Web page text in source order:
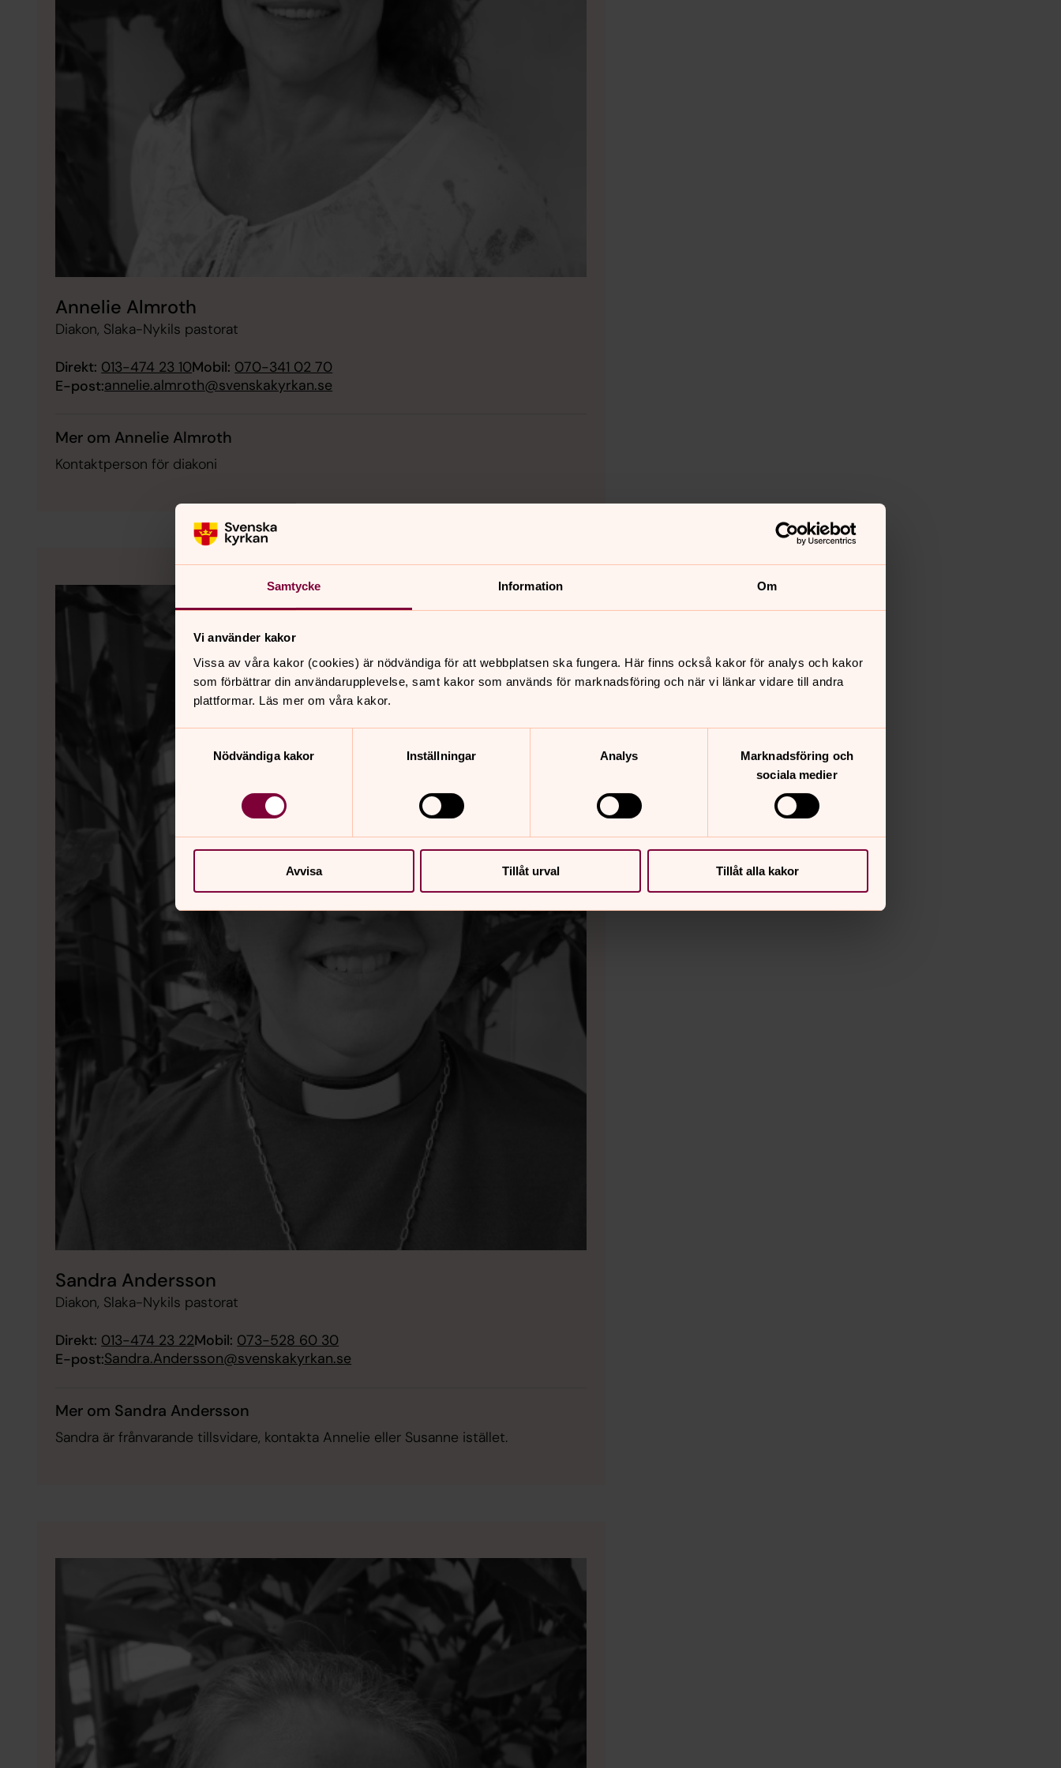
Samtycke Information Om
Vi använder kakor
Vissa av våra kakor (cookies) är nödvändiga för att webbplatsen ska fungera. Här finns också kakor för analys och kakor
som förbättrar din användarupplevelse, samt kakor som används för marknadsföring och när vi länkar vidare till andra
plattformar. Läs mer om våra kakor.
Nödvändiga kakor
Inställningar Analys
Marknadsföring och
sociala medier
Avvisa Tillåt urval Tillåt alla kakor
Annelie Almroth
Diakon, Slaka-Nykils pastorat
Direkt: 013-474 23 10Mobil: 070-341 02 70
E-post:annelie.almroth@svenskakyrkan.se
Mer om Annelie Almroth
Kontaktperson för diakoni
Sandra Andersson
Diakon, Slaka-Nykils pastorat
Direkt: 013-474 23 22Mobil: 073-528 60 30
E-post:Sandra.Andersson@svenskakyrkan.se
Mer om Sandra Andersson
Sandra är frånvarande tillsvidare, kontakta Annelie eller Susanne istället.